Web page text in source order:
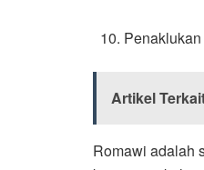
Artikel
Romawi adalah